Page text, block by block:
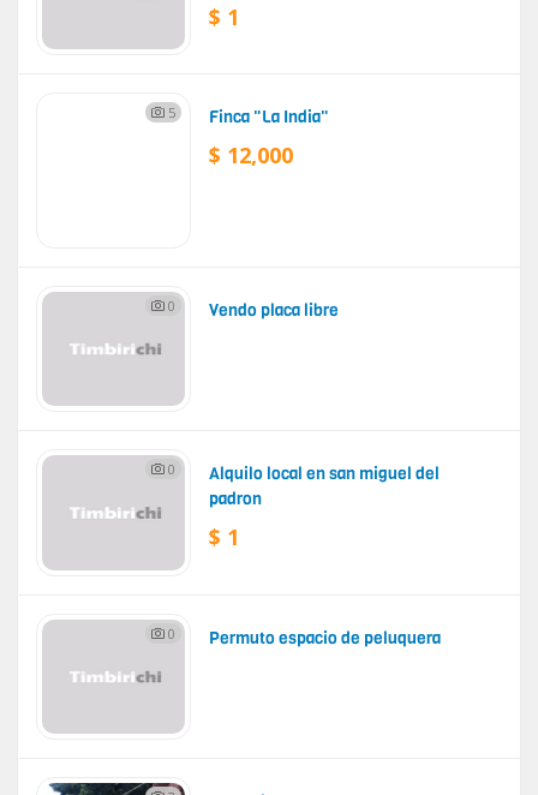
$ 1
5 Finca "La India"
$ 12,000
0 Vendo placa libre
0
Alquilo local en san miguel del
padron
$ 1
0 Permuto espacio de peluquera